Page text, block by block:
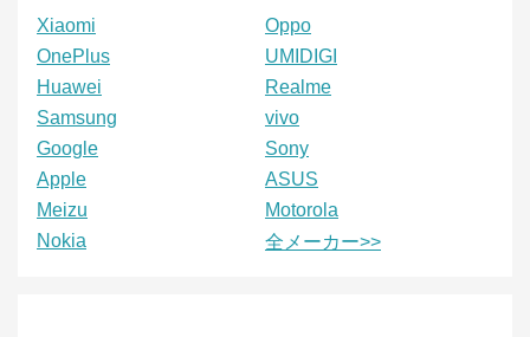
Xiaomi
Oppo
OnePlus
UMIDIGI
Huawei
Realme
Samsung
vivo
Google
Sony
Apple
ASUS
Meizu
Motorola
Nokia
全メーカー>>